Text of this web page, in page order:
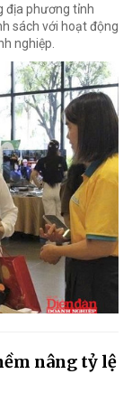
địa phương tỉnh
sách với hoạt động
nghiệp.
nâng tỷ lệ